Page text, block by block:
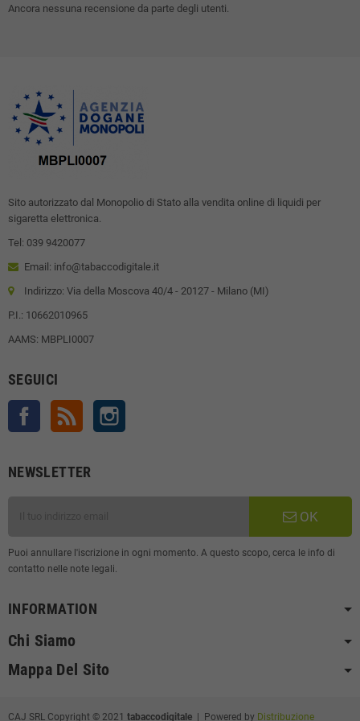
Ancora nessuna recensione da parte degli utenti.
Sito autorizzato dal Monopolio di Stato alla vendita online di liquidi per
sigaretta elettronica.
Tel: 039 9420077
Email: info@tabaccodigitale.it
Indirizzo: Via della Moscova 40/4 - 20127 - Milano (MI)
P.I.: 10662010965
AAMS: MBPLI0007
SEGUICI
Facebook Rss
NEWSLETTER
OK
Puoi annullare l'iscrizione in ogni momento. A questo scopo, cerca le info di
contatto nelle note legali.
INFORMATION
Chi Siamo
Mappa Del Sito
CAJ SRL Copyright © 2021 tabaccodigitale | Powered by Distribuzione